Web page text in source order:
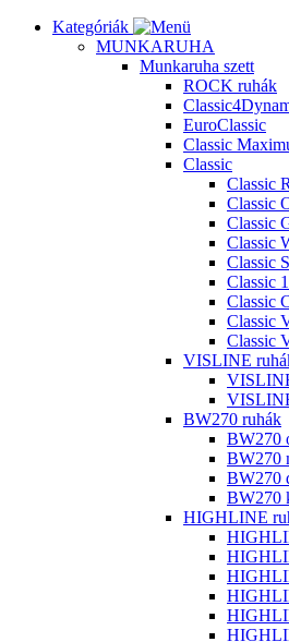
Kategóriák
MUNKARUHA
Munkaruha szett
ROCK ruhák
EuroClassic
Classic
Classic
Classic
Classic
Classic
Classic
Classic
Classic
Classic
Classic
Classic
VISLINE
BW270 ruhák
BW270
BW270
BW270
BW270
HIGHLINE